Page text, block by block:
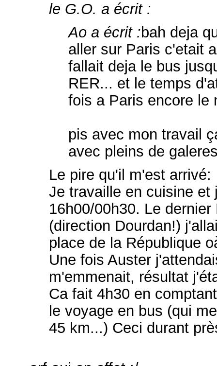
le G.O. a écrit :
Ao a écrit :bah deja
aller sur Paris c'etait
fallait deja le bus
RER... et le temps
fois a Paris encore le
pis avec mon travail
avec pleins de
Le pire qu'il m'est arrivé:
Je travaille en cuisine et
16h00/00h30. Le
(direction Dourdan!)
place de la République
Une fois Auster
m'emmenait, résultat
Ca fait 4h30 en
le voyage en bus (qui
45 km...) Ceci durant